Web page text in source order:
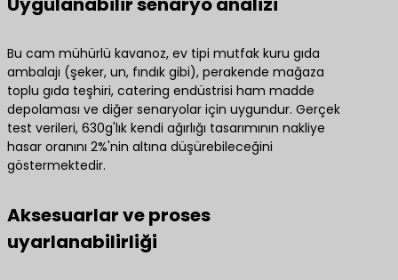
Bu cam mühürlü kavanoz, ev tipi mutfak kuru gıda
ambalajı (şeker, un, fındık gibi), perakende mağaza
toplu gıda teşhiri, catering endüstrisi ham madde
depolaması ve diğer senaryolar için uygundur. Gerçek
test verileri, 630g'lık kendi ağırlığı tasarımının nakliye
hasar oranını 2%'nin altına düşürebileceğini
göstermektedir.
Aksesuarlar ve proses
uyarlanabilirliği